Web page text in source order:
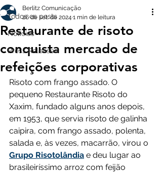
Todos os posts
Notícias
Press Releases
Restaurante de risoto
conquista mercado de
refeições corporativas
Berlitz Comunicação
26 de set. de 2024 1 min de leitura
Risoto com frango assado. O
pequeno Restaurante Risoto do
Xaxim, fundado alguns anos depois,
em 1953, que servia risoto de galinha
caipira, com frango assado, polenta,
salada e, às vezes, macarrão, virou o
Grupo Risotolândia e deu lugar ao
brasileiríssimo arroz com feijão